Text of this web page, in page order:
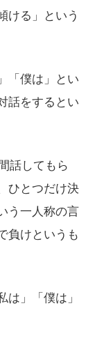
ける」という
「僕は」とい
話をするとい
話してもら
ひとつだけ決
う一人称の言
負けというも
」「僕は」